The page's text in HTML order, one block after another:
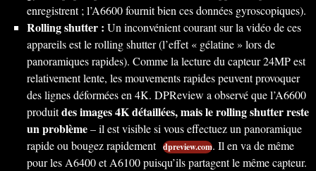
enregistrent ; l’A6600 fournit bien ces données gyroscopiques).
Rolling shutter : Un inconvénient courant sur la vidéo de ces
appareils est le rolling shutter (l’effet « gélatine » lors de
panoramiques rapides). Comme la lecture du capteur 24MP est
relativement lente, les mouvements rapides peuvent provoquer
des lignes déformées en 4K. DPReview a observé que l’A6600
produitdes images 4K détaillées, mais le rolling shutter reste
un problème– il est visible si vous effectuez un panoramique
rapide ou bougez rapidement dpreview.com. Il en va de même
pour les A6400 et A6100 puisqu’ils partagent le même capteur.